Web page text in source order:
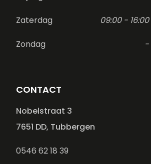
Zaterdag 09:00 - 16:00
Zondag -
CONTACT
Nobelstraat 3
7651 DD, Tubbergen
0546 62 18 39